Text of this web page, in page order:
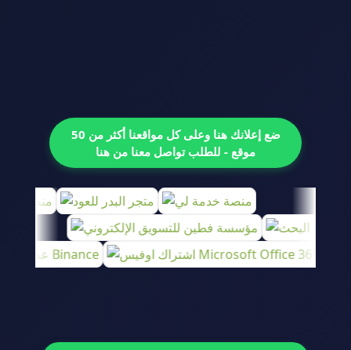
ضع إعلانك هنا وعلى كل مواقعنا أكثر من 50
موقع - للطلب تواصل معنا من هنا